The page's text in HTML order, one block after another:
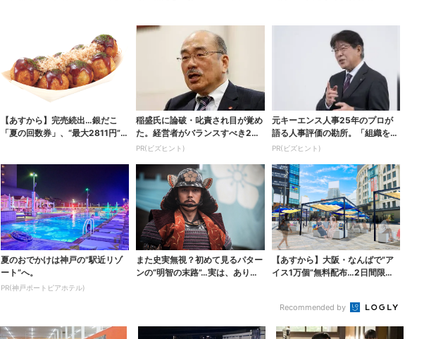
【あすから】完売続出…銀だこ
「夏の回数券」、“最大2811円”お
稲盛氏に論破・叱責され目が覚め
た。経営者がバランスすべき2つ
の背反
PR(ビズヒント)
元キーエンス人事25年のプロが
語る人事評価の勘所。「組織を腐
らせるNG評価」とは...
PR(ビズヒント)
夏のおでかけは神戸の”駅近リゾ
ート”へ。
PR(神戸ポートピアホテル)
また史実無視？初めて見るパター
ンの“明智の末路”…実は、ありえ
【あすから】大阪・なんばで“ア
イス1万個”無料配布…2日間限定
Recommended by